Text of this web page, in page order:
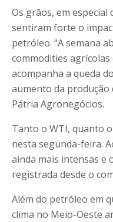
Os grãos, em especial
sentiram forte o
petróleo. “A semana
commodities
acompanha a queda
aumento da produção
Pátria Agronegócios.
Tanto o WTI, quanto
nesta segunda-feira.
ainda mais intensas e
registrada desde o
Além do petróleo em
clima no Meio-Oeste